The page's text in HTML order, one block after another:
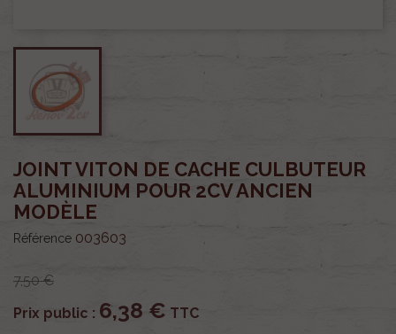
JOINT VITON DE CACHE CULBUTEUR
ALUMINIUM POUR 2CV ANCIEN
MODÈLE
Référence 003603
7,50 €
Prix public : 6,38 € TTC